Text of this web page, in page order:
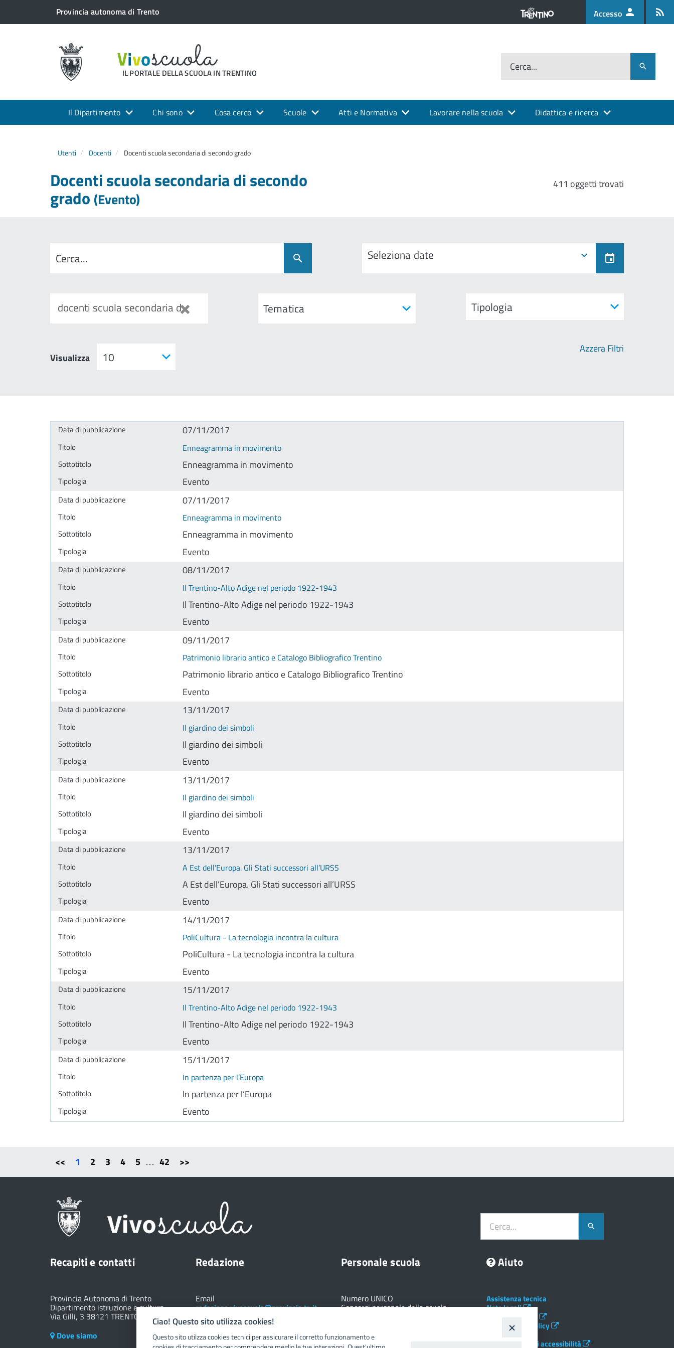
Provincia autonoma di Trento Accesso
IL PORTALE DELLA SCUOLA IN TRENTINO Cerca...
Il Dipartimento Chi sono Cosa cerco Scuole Atti e Normativa Lavorare nella scuola Didattica e ricerca
Utenti Docenti Docenti scuola secondaria di secondo grado
Docenti scuola secondaria di secondo
grado (Evento)
411 oggetti trovati
Seleziona date
docenti scuola secondaria di secondo grado
Visualizza
Azzera Filtri
07/11/2017
Enneagramma in movimento
Enneagramma in movimento
Evento
07/11/2017
Enneagramma in movimento
Enneagramma in movimento
Evento
08/11/2017
Il Trentino-Alto Adige nel periodo 1922-1943
Il Trentino-Alto Adige nel periodo 1922-1943
Evento
09/11/2017
Patrimonio librario antico e Catalogo Bibliografico Trentino
Patrimonio librario antico e Catalogo Bibliografico Trentino
Evento
13/11/2017
Il giardino dei simboli
Il giardino dei simboli
Evento
13/11/2017
Il giardino dei simboli
Il giardino dei simboli
Evento
13/11/2017
A Est dell’Europa. Gli Stati successori all’URSS
A Est dell’Europa. Gli Stati successori all’URSS
Evento
14/11/2017
PoliCultura - La tecnologia incontra la cultura
PoliCultura - La tecnologia incontra la cultura
Evento
15/11/2017
Il Trentino-Alto Adige nel periodo 1922-1943
Il Trentino-Alto Adige nel periodo 1922-1943
Evento
15/11/2017
In partenza per l’Europa
In partenza per l’Europa
Evento
<< 1 2 3 4 5 … 42 >>
Cerca...
Recapiti e contatti
Provincia Autonoma di Trento
Dipartimento istruzione e cultura
Via Gilli, 3 38121 TRENTO (TN)
Dove siamo
Redazione
Email
redazione.vivoscuola@provincia.tn.it
Personale scuola
Numero UNICO
Concorsi personale della scuola
Registro elettronico
Aiuto
Assistenza tecnica
Note legali
Social Media Policy
Privacy
Dichiarazione di accessibilità
Ciao! Questo sito utilizza cookies!
Questo sito utilzza cookies tecnici per assicurare il corretto funzionamento e